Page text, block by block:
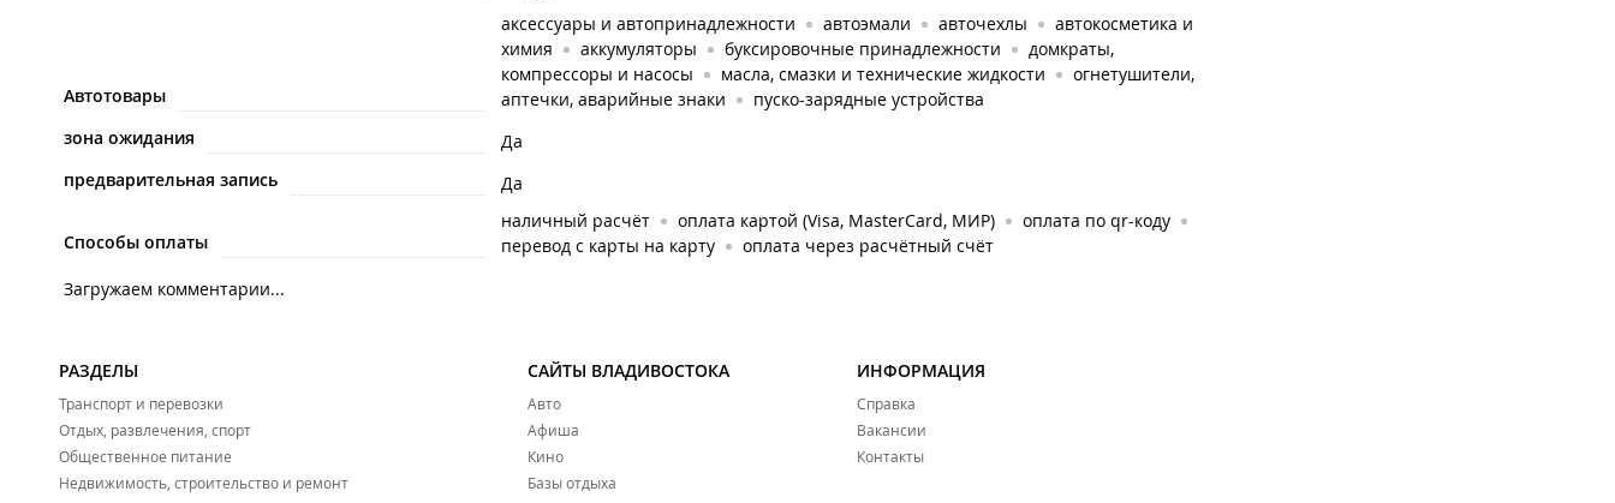
Автотовары
аксессуары и автопринадлежности автоэмали авточехлы
автокосметика и
химия
аккумуляторы буксировочные принадлежности
домкраты,
компрессоры и насосы
масла, смазки и технические жидкости
огнетушители,
аптечки, аварийные знаки
пуско-зарядные устройства
зона ожидания
Да
предварительная запись
Да
Способы оплаты
наличный расчёт оплата картой (Visa, MasterCard, МИР)
оплата по qr-коду
перевод с карты на карту
оплата через расчётный счёт
Загружаем комментарии...
РАЗДЕЛЫ
Транспорт и перевозки
Отдых, развлечения, спорт
Общественное питание
Недвижимость, строительство и ремонт
САЙТЫ ВЛАДИВОСТОКА
Авто
Афиша
Кино
Базы отдыха
ИНФОРМАЦИЯ
Справка
Вакансии
Контакты